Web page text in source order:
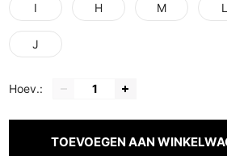
I H M L
J
Hoev.:
TOEVOEGEN AAN